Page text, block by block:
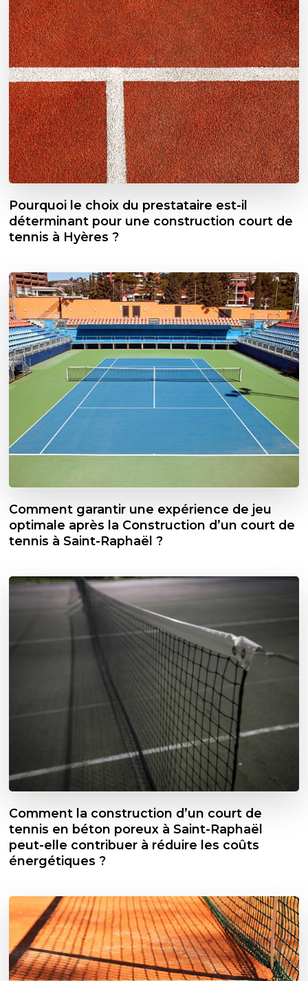
Pourquoi le choix du prestataire est-il
déterminant pour une construction court de
tennis à Hyères ?
Comment garantir une expérience de jeu
optimale après la Construction d’un court de
tennis à Saint-Raphaël ?
Comment la construction d’un court de
tennis en béton poreux à Saint-Raphaël
peut-elle contribuer à réduire les coûts
énergétiques ?